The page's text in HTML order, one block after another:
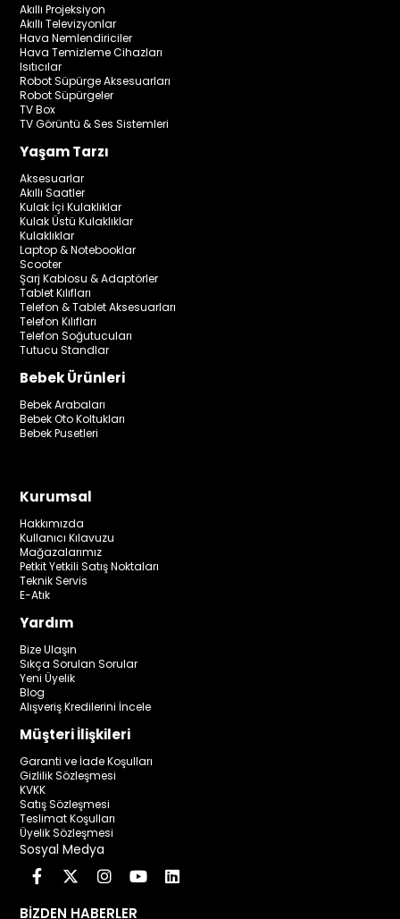
Akıllı Projeksiyon
Akıllı Televizyonlar
Hava Nemlendiriciler
Hava Temizleme Cihazları
Isıtıcılar
Robot Süpürge Aksesuarları
Robot Süpürgeler
TV Box
TV Görüntü & Ses Sistemleri
Yaşam Tarzı
Aksesuarlar
Akıllı Saatler
Kulak İçi Kulaklıklar
Kulak Üstü Kulaklıklar
Kulaklıklar
Laptop & Notebooklar
Scooter
Şarj Kablosu & Adaptörler
Tablet Kılıfları
Telefon & Tablet Aksesuarları
Telefon Kılıfları
Telefon Soğutucuları
Tutucu Standlar
Bebek Ürünleri
Bebek Arabaları
Bebek Oto Koltukları
Bebek Pusetleri
Kurumsal
Hakkımızda
Kullanıcı Kılavuzu
Mağazalarımız
Petkit Yetkili Satış Noktaları
Teknik Servis
E-Atık
Yardım
Bize Ulaşın
Sıkça Sorulan Sorular
Yeni Üyelik
Blog
Alışveriş Kredilerini İncele
Müşteri İlişkileri
Garanti ve İade Koşulları
Gizlilik Sözleşmesi
KVKK
Satış Sözleşmesi
Teslimat Koşulları
Üyelik Sözleşmesi
Sosyal Medya
BİZDEN HABERLER